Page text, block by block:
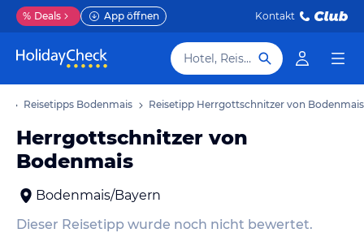
% Deals App öffnen Kontakt
Hotel, Reiseziel
Reisetipps Bodenmais Reisetipp Herrgottschnitzer von Bodenmais
Herrgottschnitzer von
Bodenmais
Bodenmais/Bayern
Dieser Reisetipp wurde noch nicht bewertet.